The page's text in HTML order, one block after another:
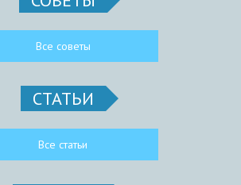
Все советы
СТАТЬИ
Все статьи